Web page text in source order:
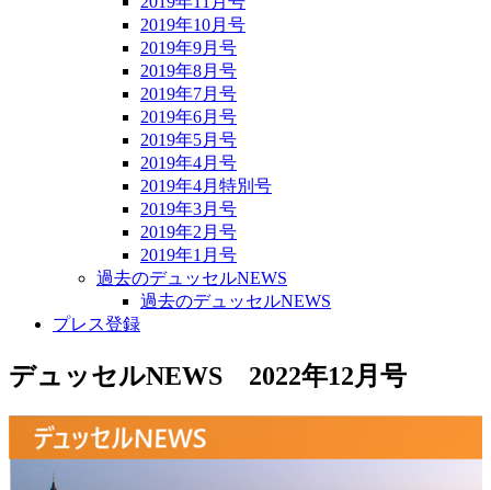
2019年10月号
2019年9月号
2019年8月号
2019年7月号
2019年6月号
2019年5月号
2019年4月号
2019年4月特別号
2019年3月号
2019年2月号
2019年1月号
過去のデュッセルNEWS
過去のデュッセルNEWS
プレス登録
デュッセルNEWS 2022年12月号